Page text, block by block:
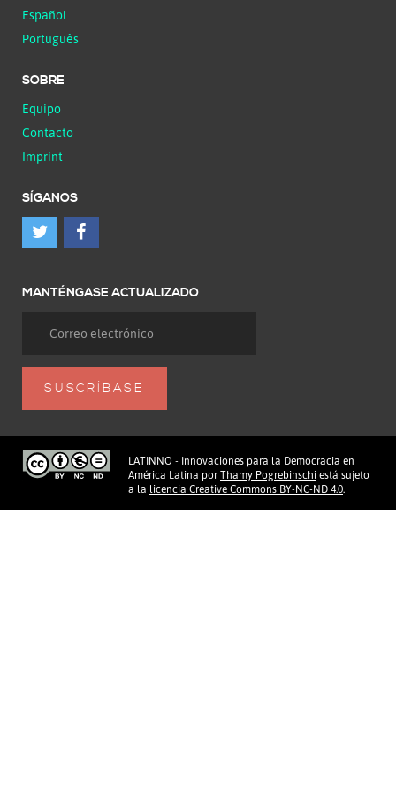
Español
Português
SOBRE
Equipo
Contacto
Imprint
SÍGANOS
MANTÉNGASE ACTUALIZADO
LATINNO - Innovaciones para la Democracia en
América Latina por Thamy Pogrebinschi está sujeto
a la licencia Creative Commons BY-NC-ND 4.0.